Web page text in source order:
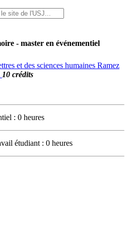
- master en événementiel
et des sciences humaines Ramez
10 crédits
: 0 heures
étudiant : 0 heures